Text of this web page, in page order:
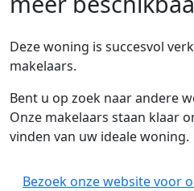
Deze woning is succesvol
makelaars.
Bent u op zoek naar andere
Onze makelaars staan klaar
vinden van uw ideale woning.
Bezoek onze website voor